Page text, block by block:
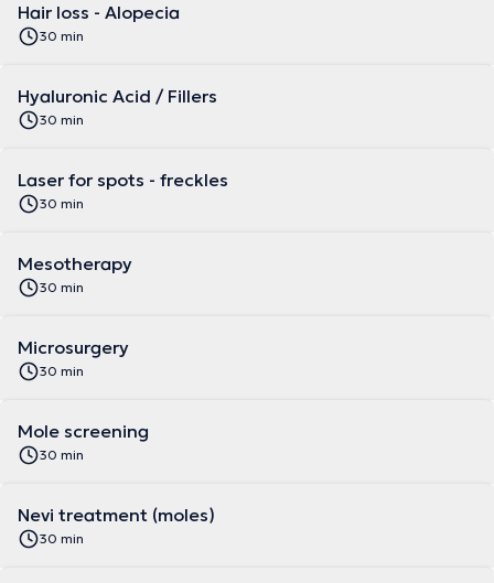
Hair loss - Alopecia
30 min
Hyaluronic Acid / Fillers
30 min
Laser for spots - freckles
30 min
Mesotherapy
30 min
Microsurgery
30 min
Mole screening
30 min
Nevi treatment (moles)
30 min